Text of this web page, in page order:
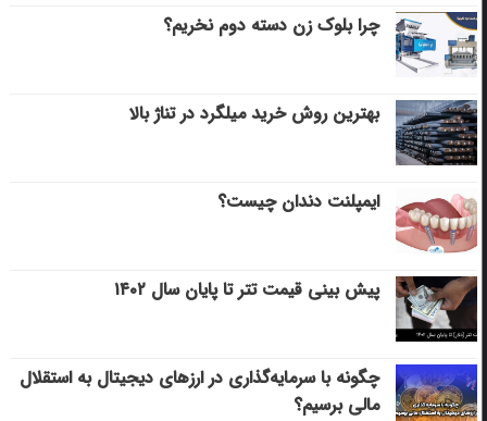
چرا بلوک زن دسته دوم نخریم؟
بهترین روش خرید میلگرد در تناژ بالا
ایمپلنت دندان چیست؟
پیش بینی قیمت تتر تا پایان سال ۱۴۰۲
چگونه با سرمایه‌گذاری در ارزهای دیجیتال به استقلال
مالی برسیم؟